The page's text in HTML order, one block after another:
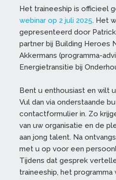
Het traineeship is officieel
webinar op 2 juli 2025. Het
gepresenteerd door Patrick
partner bij Building Heroes
Akkermans (programma-
Energietransitie bij
Bent u enthousiast en wilt
Vul dan via onderstaande
contactformulier in. Zo
van uw organisatie en de
aan jong talent. Na
met u op voor een
Tijdens dat gesprek
traineeship, het